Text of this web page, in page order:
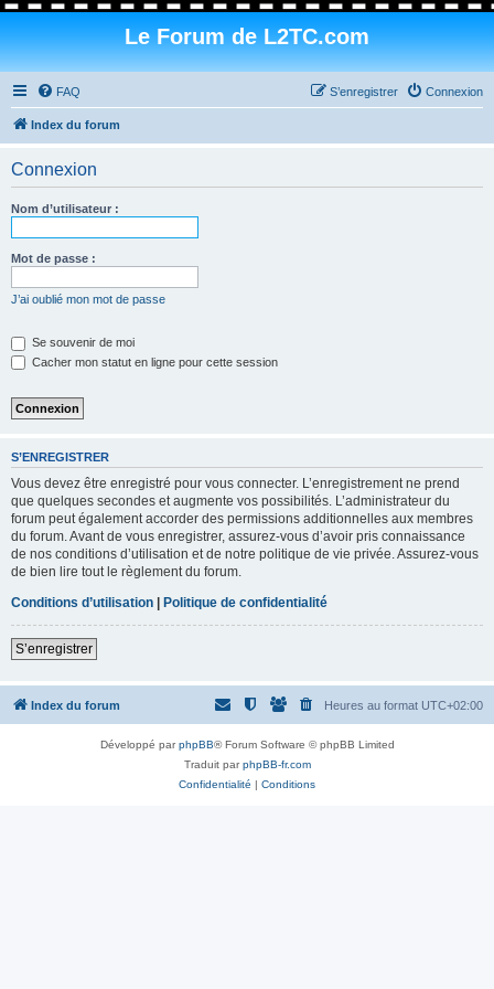
Le Forum de L2TC.com
FAQ Connexion
S’enregistrer
Index du forum
Connexion
Nom d’utilisateur :
Mot de passe :
J’ai oublié mon mot de passe
Se souvenir de moi
Cacher mon statut en ligne pour cette session
S’ENREGISTRER
Vous devez être enregistré pour vous connecter. L’enregistrement ne prend
que quelques secondes et augmente vos possibilités. L’administrateur du
forum peut également accorder des permissions additionnelles aux membres
du forum. Avant de vous enregistrer, assurez-vous d’avoir pris connaissance
de nos conditions d’utilisation et de notre politique de vie privée. Assurez-vous
de bien lire tout le règlement du forum.
Conditions d’utilisation | Politique de confidentialité
S’enregistrer
Index du forum Heures au format UTC+02:00
Développé parphpBB® Forum Software © phpBB Limited
Traduit parphpBB-fr.com
Confidentialité | Conditions